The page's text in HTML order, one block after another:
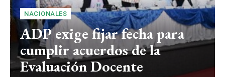
NACIONALES
ADP exige fijar fecha para
cumplir acuerdos de la
Evaluación Docente